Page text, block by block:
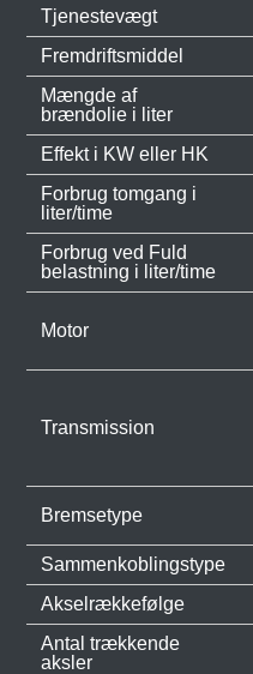
Tjenestevægt
Fremdriftsmiddel
Mængde af
brændolie i liter
Effekt i KW eller HK
Forbrug tomgang i
liter/time
Forbrug ved Fuld
belastning i liter/time
Motor
Transmission
Bremsetype
Sammenkoblingstype
Akselrækkefølge
Antal trækkende
aksler